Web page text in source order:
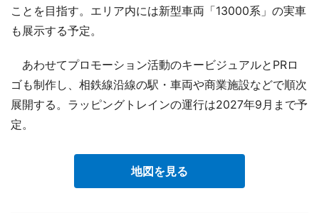
ことを目指す。エリア内には新型車両「13000系」の実車
も展示する予定。
あわせてプロモーション活動のキービジュアルとPRロ
ゴも制作し、相鉄線沿線の駅・車両や商業施設などで順次
展開する。ラッピングトレインの運行は2027年9月まで予
定。
地図を見る